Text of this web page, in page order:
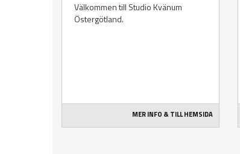
Välkommen till Studio Kvänum
Östergötland.
MER INFO & TILL HEMSIDA